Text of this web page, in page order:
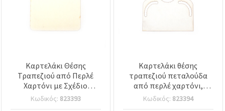
Καρτελάκι Θέσης
Τραπεζιού από Περλέ
Χαρτόνι με Σχέδιο
Πεταλούδας, 100x100
mm, Εκρού
Κωδικός: 823393
Καρτελάκι θέσης
τραπεζιού πεταλούδα
από περλέ χαρτόνι,
λευκό, 110x100 mm
Κωδικός: 823394